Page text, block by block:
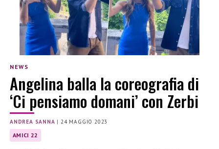
NEWS
Angelina balla la coreografia di
‘Ci pensiamo domani’ con Zerbi
ANDREA SANNA |24 MAGGIO 2023
AMICI 22